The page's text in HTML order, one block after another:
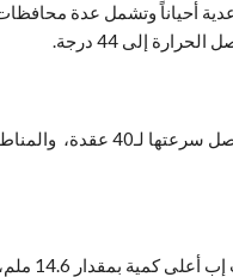
أحياناً وتشمل عدة
إلى 44 درجة.
السواحل الشرقية وسقطرى قد
كانت الأمطار أقل في تعز وريمة.